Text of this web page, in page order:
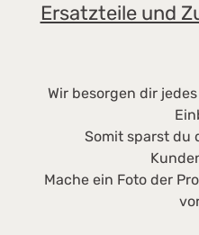
Kühlgeräts an. Somit
(B/T/H) 747/769/
620/531/1660Gewicht:
Ersatzteile und
Wir besorgen dir
Somit sparst du
Mache ein Foto der